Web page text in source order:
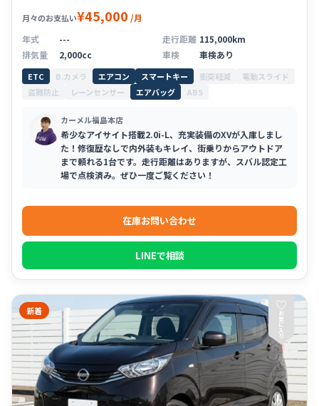
月々のお支払い¥45,000 /月
年式
--- 走行距離 115,000km
排気量
2,000cc 車検 車検あり
ETC B.カメラ エアコン スマートキー 衝突軽減
電動スライド
盗難防止
レーンセンサー エアバッグ ABS
カーメル福島本店
希少なアイサイト搭載2.0i-L、充実装備のXVが入庫しまし
た！修復歴なしで内外装もキレイ、街乗りからアウトドア
まで頼れる1台です。走行距離はありますが、スバル認定工
場で点検済み。ぜひ一度ご覧ください！
在庫お問い合わせ
LINEで相談
新着 ♡
お
気
に
入
り